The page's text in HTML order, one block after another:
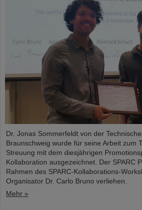
Dr. Jonas Sommerfeldt von der
Braunschweig wurde für seine Arbeit zum
Streuung mit dem diesjährigen
Kollaboration ausgezeichnet. Der SPARC
Rahmen des SPARC-Kollaborations-
Organisator Dr. Carlo Bruno verliehen.
Mehr »